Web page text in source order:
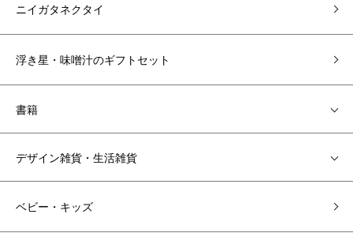
ニイガタネクタイ
浮き星・味噌汁のギフトセット
書籍
デザイン雑貨・生活雑貨
ベビー・キッズ